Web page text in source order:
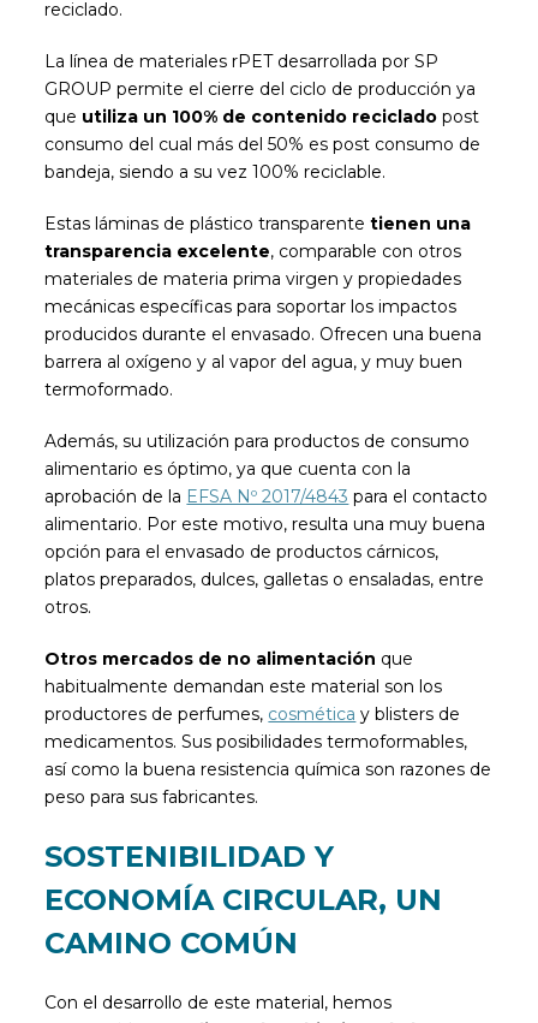
reciclado.
La línea de materiales rPET desarrollada por SP
GROUP permite el cierre del ciclo de producción ya
que utiliza un 100% de contenido reciclado post
consumo del cual más del 50% es post consumo de
bandeja, siendo a su vez 100% reciclable.
Estas láminas de plástico transparentetienen una
transparencia excelente, comparable con otros
materiales de materia prima virgen y propiedades
mecánicas específicas para soportar los impactos
producidos durante el envasado. Ofrecen una buena
barrera al oxígeno y al vapor del agua, y muy buen
termoformado.
Además, su utilización para productos de consumo
alimentario es óptimo, ya que cuenta con la
aprobación de la EFSA Nº 2017/4843 para el contacto
alimentario. Por este motivo, resulta una muy buena
opción para el envasado de productos cárnicos,
platos preparados, dulces, galletas o ensaladas, entre
otros.
Otros mercados de no alimentación que
habitualmente demandan este material son los
productores de perfumes, cosmética y blisters de
medicamentos. Sus posibilidades termoformables,
así como la buena resistencia química son razones de
peso para sus fabricantes.
SOSTENIBILIDAD Y
ECONOMÍA CIRCULAR, UN
CAMINO COMÚN
Con el desarrollo de este material, hemos